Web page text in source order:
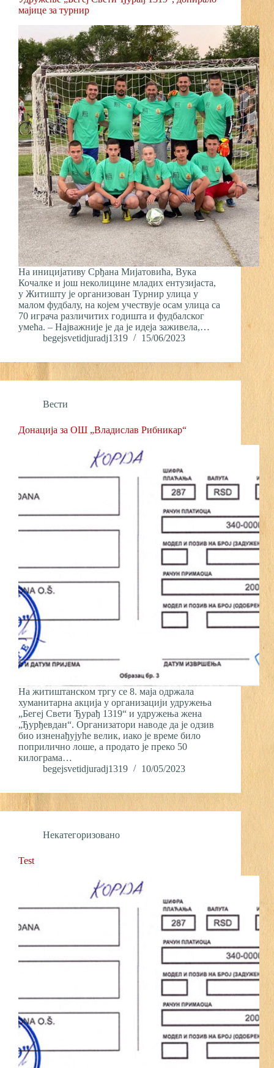
мајице за турнир
На иницијативу Срђана Мијатовића, Вука
Кочалке и још неколицине младих ентузијаста,
у Житишту је организован Турнир улица у
малом фудбалу, на којем учествује осам улица са
70 играча различитих годишта и фудбалског
умећа. – Најважније је да је идеја заживела,…
begejsvetidjuradj1319
15/06/2023
Вести
Донација за ОШ „Владислав Рибникар“
На житиштанском тргу се 8. маја одржала
хуманитарна акција у организацији удружења
„Бегеј Свети Ђурађ 1319“ и удружења жена
„Ђурђевдан“. Организатори наводе да је одзив
био изненађујуће велик, иако је време било
поприлично лоше, а продато је преко 50
килограма…
begejsvetidjuradj1319
10/05/2023
Некатегоризовано
Test